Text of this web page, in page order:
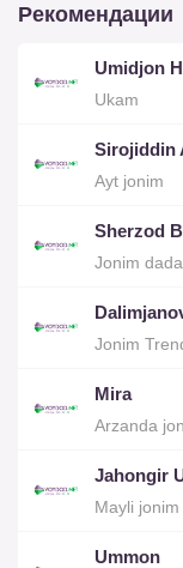
Рекомендации
Umidjon
Ukam
Sirojiddin
Ayt jonim
Sherzod
Jonim
Jonim
Mira
Arzanda
Jahongir
Mayli jonim
Ummon